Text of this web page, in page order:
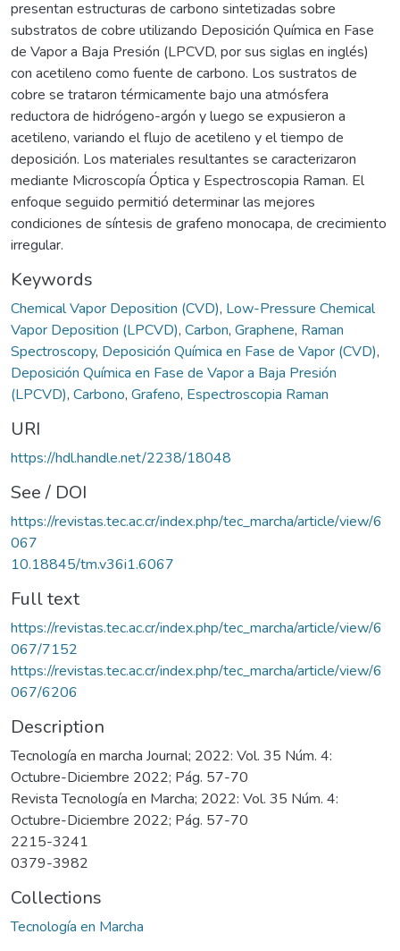
presentan estructuras de carbono sintetizadas sobre
substratos de cobre utilizando Deposición Química en Fase
de Vapor a Baja Presión (LPCVD, por sus siglas en inglés)
con acetileno como fuente de carbono. Los sustratos de
cobre se trataron térmicamente bajo una atmósfera
reductora de hidrógeno-argón y luego se expusieron a
acetileno, variando el flujo de acetileno y el tiempo de
deposición. Los materiales resultantes se caracterizaron
mediante Microscopía Óptica y Espectroscopia Raman. El
enfoque seguido permitió determinar las mejores
condiciones de síntesis de grafeno monocapa, de crecimiento
irregular.
Keywords
Chemical Vapor Deposition (CVD), Low-Pressure Chemical
Vapor Deposition (LPCVD), Carbon, Graphene, Raman
Spectroscopy, Deposición Química en Fase de Vapor (CVD),
Deposición Química en Fase de Vapor a Baja Presión
(LPCVD), Carbono, Grafeno, Espectroscopia Raman
URI
https://hdl.handle.net/2238/18048
See / DOI
https://revistas.tec.ac.cr/index.php/tec_marcha/article/view/6
067
10.18845/tm.v36i1.6067
Full text
https://revistas.tec.ac.cr/index.php/tec_marcha/article/view/6
067/7152
https://revistas.tec.ac.cr/index.php/tec_marcha/article/view/6
067/6206
Description
Tecnología en marcha Journal; 2022: Vol. 35 Núm. 4:
Octubre-Diciembre 2022; Pág. 57-70
Revista Tecnología en Marcha; 2022: Vol. 35 Núm. 4:
Octubre-Diciembre 2022; Pág. 57-70
2215-3241
0379-3982
Collections
Tecnología en Marcha